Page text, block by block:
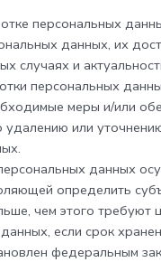
персональных
данных, их
случаях и
персональных
меры и/или
удалению или
данных
определить
чем этого требуют
если срок
федеральным